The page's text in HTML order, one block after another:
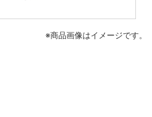
※商品画像はイメージです。